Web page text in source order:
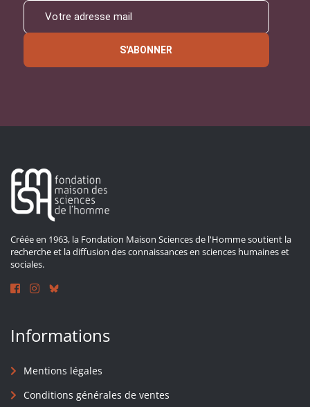
S'ABONNER
Créée en 1963, la Fondation Maison Sciences de l'Homme soutient la
recherche et la diffusion des connaissances en sciences humaines et
sociales.
Informations
Mentions légales
Conditions générales de ventes